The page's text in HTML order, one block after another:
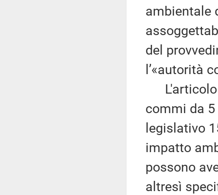
ambientale
del
l’«autorità
L'articolo
commi da
legislativo
impatto
possono
altresì